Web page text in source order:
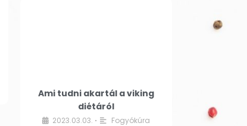
Ami tudni akartál a viking
diétáról
2023.03.03. • Fogyókúra